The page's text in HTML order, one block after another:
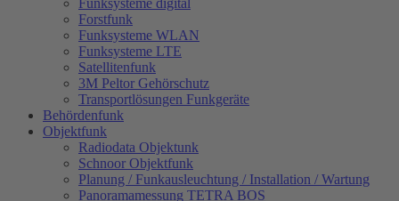
Funksysteme digital
Forstfunk
Funksysteme WLAN
Funksysteme LTE
Satellitenfunk
3M Peltor Gehörschutz
Transportlösungen Funkgeräte
Behördenfunk
Objektfunk
Radiodata Objektunk
Schnoor Objektfunk
Planung / Funkausleuchtung / Installation / Wartung
Panoramamessung TETRA BOS